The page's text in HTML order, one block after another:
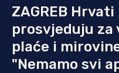
ZAGREB Hrvati
prosvjeduju za
plaće i
"Nemamo svi